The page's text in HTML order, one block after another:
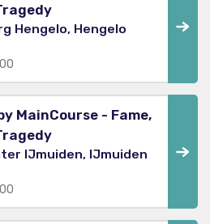
Hengelo, Hengelo
MainCourse - Fame,
IJmuiden, IJmuiden